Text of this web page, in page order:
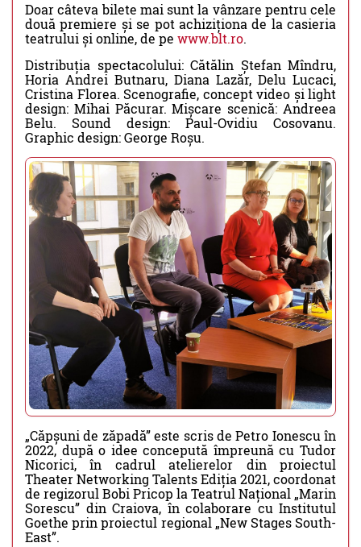
Doar câteva bilete mai sunt la vânzare pentru cele
două premiere și se pot achiziționa de la casieria
teatrului și online, de pe www.blt.ro.
Distribuția spectacolului: Cătălin Ștefan Mîndru,
Horia Andrei Butnaru, Diana Lazăr, Delu Lucaci,
Cristina Florea. Scenografie, concept video și light
design: Mihai Păcurar. Mișcare scenică: Andreea
Belu. Sound design: Paul-Ovidiu Cosovanu.
Graphic design: George Roșu.
„Căpșuni de zăpadă” este scris de Petro Ionescu în
2022, după o idee concepută împreună cu Tudor
Nicorici, în cadrul atelierelor din proiectul
Theater Networking Talents Ediția 2021, coordonat
de regizorul Bobi Pricop la Teatrul Național „Marin
Sorescu” din Craiova, în colaborare cu Institutul
Goethe prin proiectul regional „New Stages South-
East”.